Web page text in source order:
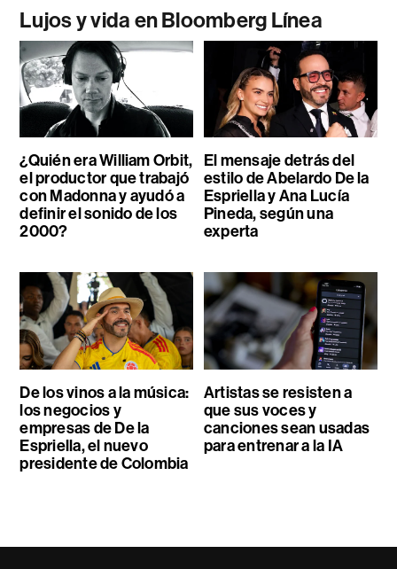
Lujos y vida en Bloomberg Línea
¿Quién era William Orbit,
el productor que trabajó
con Madonna y ayudó a
definir el sonido de los
2000?
El mensaje detrás del
estilo de Abelardo De la
Espriella y Ana Lucía
Pineda, según una
experta
De los vinos a la música:
los negocios y
empresas de De la
Espriella, el nuevo
presidente de Colombia
Artistas se resisten a
que sus voces y
canciones sean usadas
para entrenar a la IA